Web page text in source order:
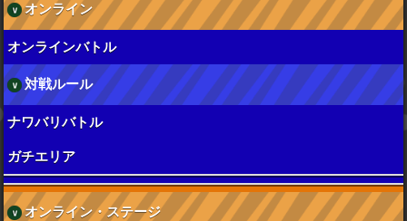
オンライン
オンラインバトル
対戦ルール
ナワバリバトル
ガチエリア
オンライン・ステージ